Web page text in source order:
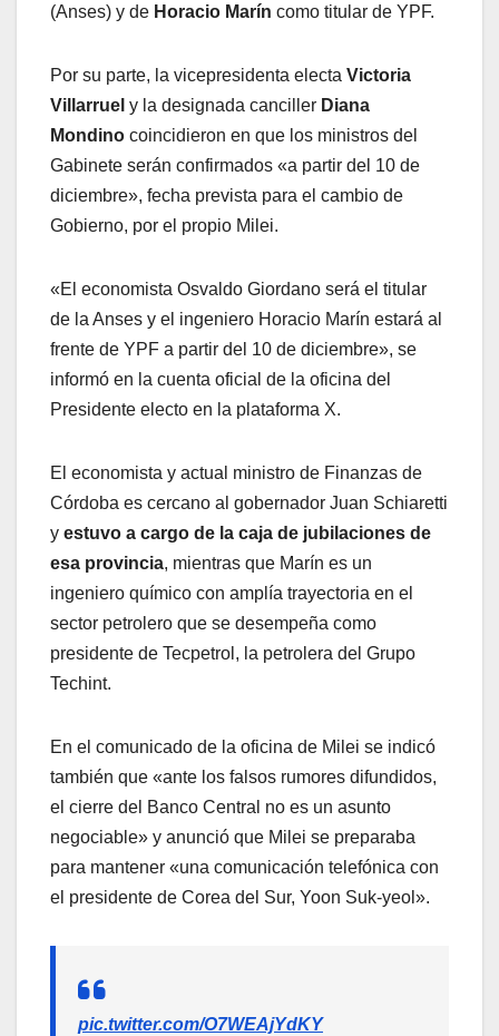
(Anses) y de Horacio Marín como titular de YPF.
Por su parte, la vicepresidenta electa Victoria
Villarruel y la designada canciller Diana
Mondino coincidieron en que los ministros del
Gabinete serán confirmados «a partir del 10 de
diciembre», fecha prevista para el cambio de
Gobierno, por el propio Milei.
«El economista Osvaldo Giordano será el titular
de la Anses y el ingeniero Horacio Marín estará al
frente de YPF a partir del 10 de diciembre», se
informó en la cuenta oficial de la oficina del
Presidente electo en la plataforma X.
El economista y actual ministro de Finanzas de
Córdoba es cercano al gobernador Juan Schiaretti
y estuvo a cargo de la caja de jubilaciones de
esa provincia, mientras que Marín es un
ingeniero químico con amplía trayectoria en el
sector petrolero que se desempeña como
presidente de Tecpetrol, la petrolera del Grupo
Techint.
En el comunicado de la oficina de Milei se indicó
también que «ante los falsos rumores difundidos,
el cierre del Banco Central no es un asunto
negociable» y anunció que Milei se preparaba
para mantener «una comunicación telefónica con
el presidente de Corea del Sur, Yoon Suk-yeol».
pic.twitter.com/O7WEAjYdKY